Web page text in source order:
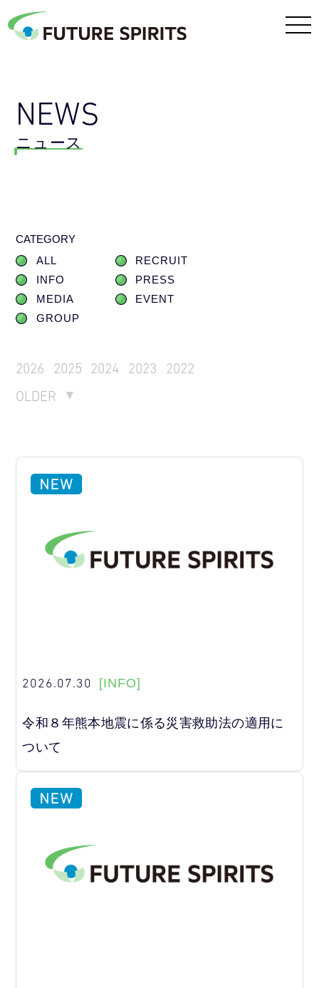
NEWS
ニュース
CATEGORY
ALL
RECRUIT
INFO
PRESS
MEDIA
EVENT
GROUP
2026 2025 2024 2023
2022
OLDER
2026.07.30 [INFO]
令和８年熊本地震に係る災害救助法の適用に
ついて